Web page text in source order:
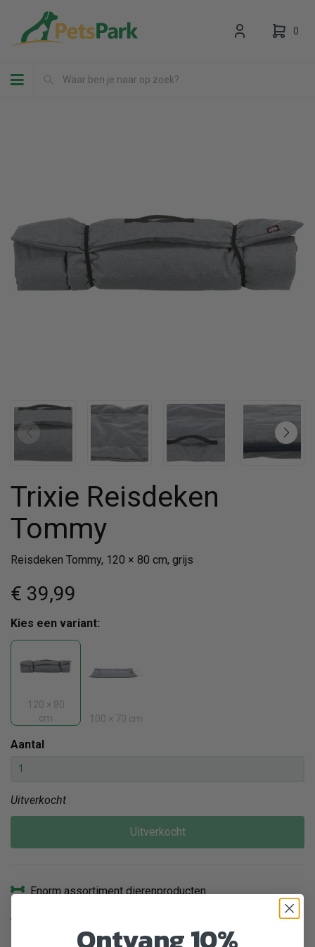
Toggle navigation
0
Trixie Reisdeken
Tommy
Reisdeken Tommy, 120 × 80 cm, grijs
€ 39,99
Kies een variant:
120 × 80
cm
100 × 70 cm
Aantal
Uitverkocht
Uitverkocht
Enorm assortiment dierenproducten